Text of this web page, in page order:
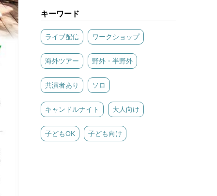
キーワード
ライブ配信 ワークショップ
海外ツアー 野外・半野外
共演者あり ソロ
キャンドルナイト 大人向け
子どもOK 子ども向け